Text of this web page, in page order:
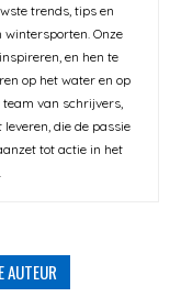
trends, tips en
Onze
en hen te
op het water en op
van schrijvers,
die de passie
tot actie in het
AUTEUR